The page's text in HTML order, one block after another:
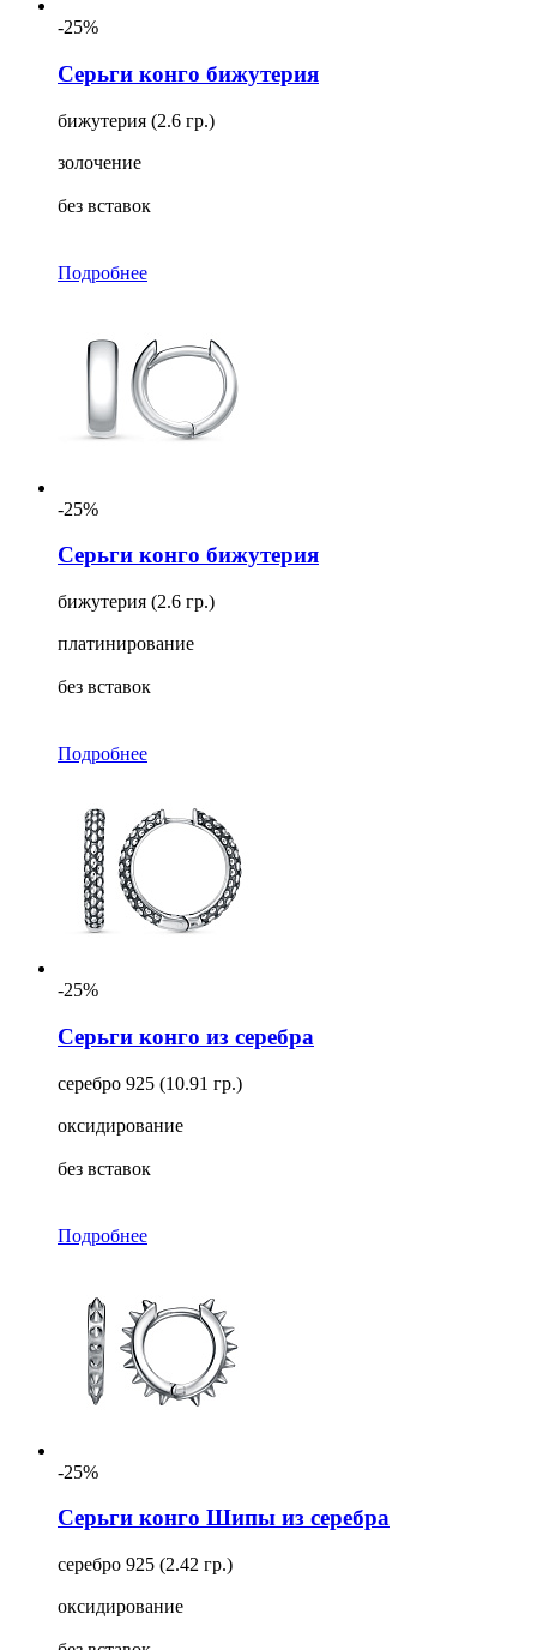
-25%
Серьги конго бижутерия
бижутерия (2.6 гр.)
золочение
без вставок
Подробнее
-25%
Серьги конго бижутерия
бижутерия (2.6 гр.)
платинирование
без вставок
Подробнее
-25%
Серьги конго из серебра
серебро 925 (10.91 гр.)
оксидирование
без вставок
Подробнее
-25%
Серьги конго Шипы из серебра
серебро 925 (2.42 гр.)
оксидирование